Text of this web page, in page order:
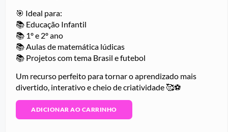
🎯 Ideal para:
📚 Educação Infantil
📚 1º e 2º ano
📚 Aulas de matemática lúdicas
📚 Projetos com tema Brasil e futebol
Um recurso perfeito para tornar o aprendizado mais
divertido, interativo e cheio de criatividade 🥰⚽
ADICIONAR AO CARRINHO